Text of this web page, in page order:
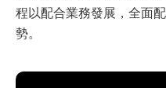
程以配合業務發展，全面
勢。